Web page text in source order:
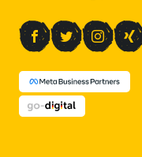
FacebookTwitterInstagramXing